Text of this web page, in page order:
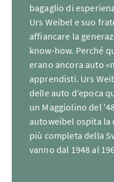
bagaglio di
Urs Weibel e suo
affiancare la
know-how. Perché
erano ancora auto
apprendisti. Urs
delle auto d’epoca
un Maggiolino del
autoweibel ospita la
più completa della
vanno dal 1948 al